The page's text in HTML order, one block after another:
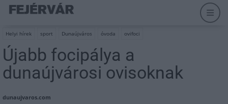
Helyi hírek sport Dunaújváros óvoda ovifoci
Újabb focipálya a
dunaújvárosi ovisoknak
dunaujvaros.com